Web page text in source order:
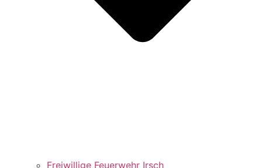
Freiwillige Feuerwehr Irsch